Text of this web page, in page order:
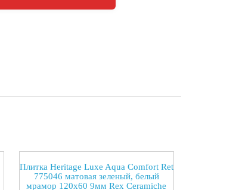
Плитка Heritage Luxe Aqua Comfort Ret
775046 матовая зеленый, белый
мрамор 120x60 9мм Rex Ceramiche